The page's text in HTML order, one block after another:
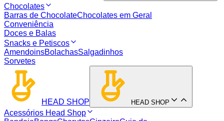
Chocolates
Barras de ChocolateChocolates em Geral
Conveniência
Doces e Balas
Snacks e Petiscos
AmendoinsBolachasSalgadinhos
Sorvetes
HEAD SHOP HEAD SHOP
Acessórios Head Shop